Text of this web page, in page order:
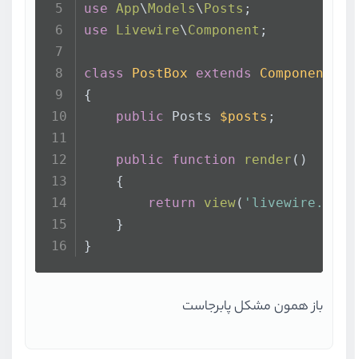
use App\Models\Posts ;
use
Livewire\Component ;
class PostBox extends
Component
{
public Posts $posts ;
public function render ( )
    {
return
view(
    }
}
باز همون مشکل پابرجاست